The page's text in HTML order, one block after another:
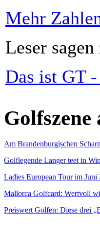
Mehr
Leser
Das ist GT
Am Brandenburgischen
Golflegende Langer teet in
Ladies European Tour im
Mallorca Golfcard: Wertvoll
Preiswert Golfen: Diese drei